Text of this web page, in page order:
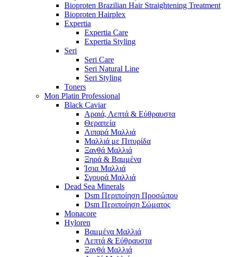
Bioproten Brazilian Hair Straightening Treatment
Bioproten Hairplex
Expertia
Expertia Care
Expertia Styling
Seri
Seri Care
Seri Natural Line
Seri Styling
Toners
Mon Platin Professional
Black Caviar
Αραιά, Λεπτά & Εύθραυστα
Θεραπεία
Λιπαρά Μαλλιά
Μαλλιά με Πιτυρίδα
Ξανθά Μαλλιά
Ξηρά & Βαμμένα
Ίσια Μαλλιά
Σγουρά Μαλλιά
Dead Sea Minerals
Dsm Περιποίηση Προσώπου
Dsm Περιποίηση Σώματος
Monacore
Hyloren
Βαμμένα Μαλλιά
Λεπτά & Εύθραυστα
Ξανθά Μαλλιά